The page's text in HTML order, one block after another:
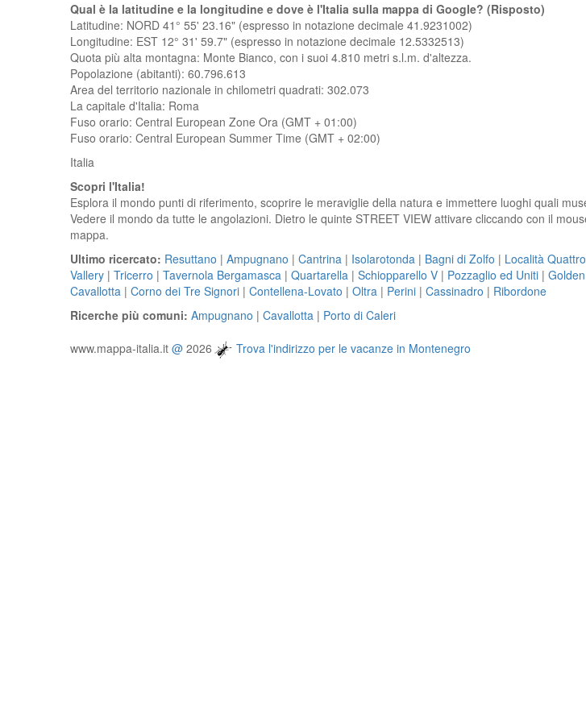
Qual è la latitudine e la longitudine e dove è l'Italia sulla mappa di Google? (Risposto)
Latitudine: NORD 41° 55' 23.16" (espresso in notazione decimale 41.9231002)
Longitudine: EST 12° 31' 59.7" (espresso in notazione decimale 12.5332513)
Quota più alta montagna: Monte Bianco, con i suoi 4.810 metri s.l.m. d'altezza.
Popolazione (abitanti): 60.796.613
Area del territorio nazionale in chilometri quadrati: 302.073
La capitale d'Italia: Roma
Fuso orario: Central European Zone Ora (GMT + 01:00)
Fuso orario: Central European Summer Time (GMT + 02:00)
Italia
Scopri l'Italia!
Esplora il mondo punti di riferimento, scoprire le meraviglie della natura e immettere luoghi quali
Vedere il mondo da tutte le angolazioni. Dietro le quinte STREET VIEW attivare cliccando con il
mappa.
Ultimo ricercato: Resuttano | Ampugnano | Cantrina | Isolarotonda | Bagni di Zolfo | Località
Vallery | Tricerro | Tavernola Bergamasca | Quartarella | Schiopparello V | Pozzaglio ed Uniti |
Cavallotta | Corno dei Tre Signori | Contellena-Lovato | Oltra | Perini | Cassinadro | Ribordone
Ricerche più comuni: Ampugnano | Cavallotta | Porto di Caleri
www.mappa-italia.it @ 2026 Trova l'indirizzo per le vacanze in Montenegro